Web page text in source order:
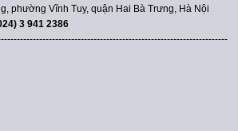
phường Vĩnh Tuy, quận Hai Bà Trưng, Hà Nội
3 941 2386